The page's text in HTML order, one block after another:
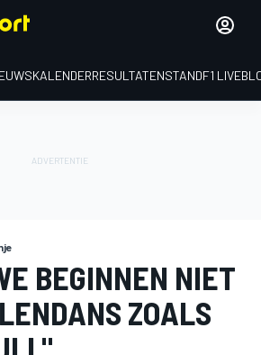
KALENDERRESULTATENSTANDF1
BEGINNEN NIET
ZOALS